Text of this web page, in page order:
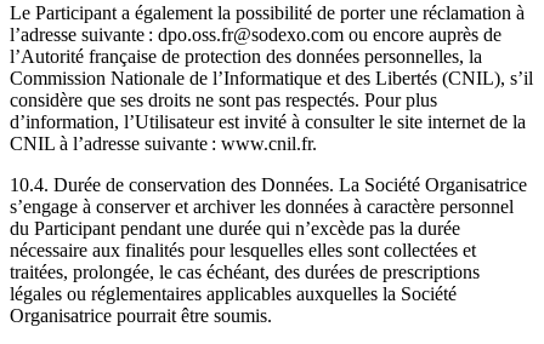
Le Participant a également la possibilité de porter une réclamation à
l’adresse suivante : dpo.oss.fr@sodexo.com ou encore auprès de
l’Autorité française de protection des données personnelles, la
Commission Nationale de l’Informatique et des Libertés (CNIL), s’il
considère que ses droits ne sont pas respectés. Pour plus
d’information, l’Utilisateur est invité à consulter le site internet de la
CNIL à l’adresse suivante : www.cnil.fr.
10.4. Durée de conservation des Données. La Société Organisatrice
s’engage à conserver et archiver les données à caractère personnel
du Participant pendant une durée qui n’excède pas la durée
nécessaire aux finalités pour lesquelles elles sont collectées et
traitées, prolongée, le cas échéant, des durées de prescriptions
légales ou réglementaires applicables auxquelles la Société
Organisatrice pourrait être soumis.